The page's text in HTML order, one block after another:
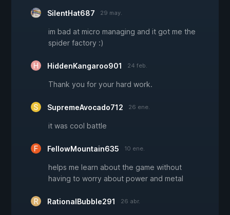
SilentHat687 29 may.
im bad at micro managing and it got me the
spider factory :)
HiddenKangaroo901 24 feb.
Thank you for your hard work.
SupremeAvocado712 26 ene.
it was cool battle
FellowMountain635 10 ene.
helps me learn about the game without
having to worry about power and metal
RationalBubble291 26 abr.